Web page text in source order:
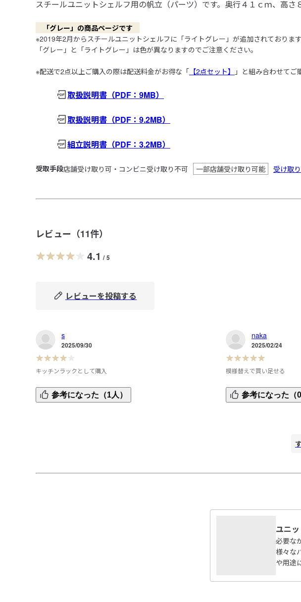
スチールユニットシェルフ用の帆立（パーツ）です。奥行４１ｃｍ、高さ
「グレー」の商品ページです
※2019年2月からスチールユニットシェルフに「ライトグレー」が追加されております
「グレー」と「ライトグレー」は色が異なりますのでご注意ください。
※配送で2点以上ご購入の際は配送料金がお得な「 【2点セット】
取扱説明書 （PDF：9MB）
取扱説明書 （PDF：9.2MB）
組立説明書 （PDF：3.2MB）
受取手段店舗受け取り可・コンビニ受け取り不可 一部店舗受け取り可能 受け取
レビュー（11件）
4.1 / 5
レビューを投稿する
s
2025/09/30
キッチンラックとして購入
ネジを締める時に傷がつきやすいです。塗装が少し剥がれて
しまいました。
参考になった（1人）
naka
2025/02/24
模様替えで買い足せる
長くある商品なので、
買い足しています。
参考になった（0
ユニ
必要な
様々な
や用途